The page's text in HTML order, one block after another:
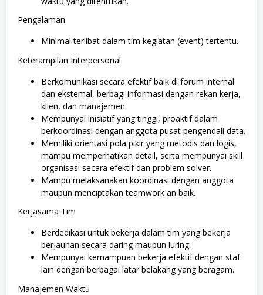
Pengalaman
Minimal terlibat dalam tim kegiatan (event) tertentu.
Keterampilan Interpersonal
Berkomunikasi secara efektif baik di forum internal
dan ekstemal, berbagi informasi dengan rekan kerja,
klien, dan manajemen.
Mempunyai inisiatif yang tinggi, proaktif dalam
berkoordinasi dengan anggota pusat pengendali data.
Memiliki orientasi pola pikir yang metodis dan logis,
mampu memperhatikan detail, serta mempunyai skill
organisasi secara efektif dan problem solver.
Mampu melaksanakan koordinasi dengan anggota
maupun menciptakan teamwork an baik.
Kerjasama Tim
Berdedikasi untuk bekerja dalam tim yang bekerja
berjauhan secara daring maupun luring.
Mempunyai kemampuan bekerja efektif dengan staf
lain dengan berbagai latar belakang yang beragam.
Manajemen Waktu